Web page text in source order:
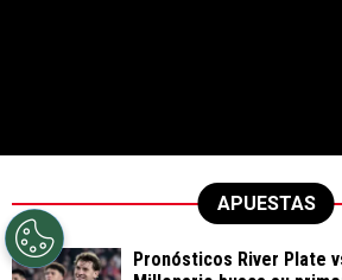
APUESTAS
Pronósticos River Plate